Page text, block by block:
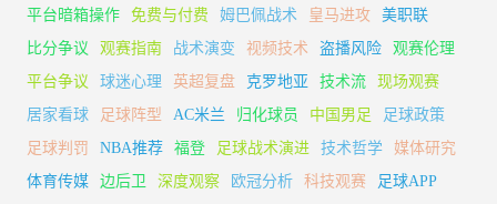
平台暗箱操作
免费与付费 姆巴佩战术 皇马进攻
美职联
比分争议
观赛指南 战术演变 视频技术 盗播风险
观赛伦理
平台争议
球迷心理 英超复盘 克罗地亚 技术流
现场观赛
居家看球
足球阵型 AC米兰 归化球员 中国男足
足球政策
足球判罚
NBA推荐 福登 足球战术演进 技术哲学
媒体研究
体育传媒
边后卫 深度观察 欧冠分析 科技观赛
足球APP